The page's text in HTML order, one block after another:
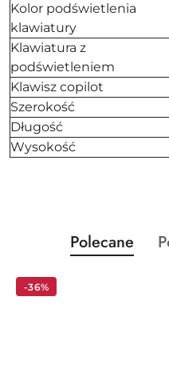
Kolor podświetlenia
klawiatury
Klawiatura z
podświetleniem
Klawisz copilot
Szerokość
Długość
Wysokość
Pomiń karuzelę
Produkty
o
Polecane
-36%